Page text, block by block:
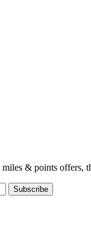
& points offers,
Subscribe